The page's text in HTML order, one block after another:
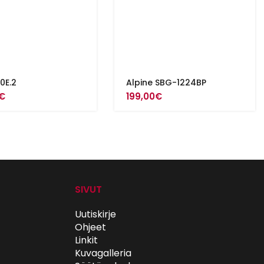
Alpine SBG-1224BP
199,00€
SIVUT
Uutiskirje
Ohjeet
Linkit
Kuvagalleria